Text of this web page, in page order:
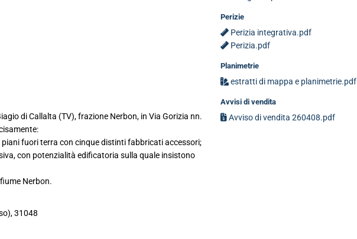
di Callalta (TV), frazione Nerbon, in Via Gorizia nn.
fuori terra con cinque distinti fabbricati accessori;
con potenzialità edificatoria sulla quale insistono
Nerbon.
31048
Perizie
Perizia integrativa.pdf
Perizia.pdf
Planimetrie
estratti di mappa e planimetrie.pdf
Avvisi di vendita
Avviso di vendita 260408.pdf